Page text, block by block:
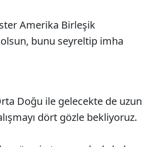
Amerika Birleşik
bunu seyreltip imha
Doğu ile gelecekte de uzun
dört gözle bekliyoruz.